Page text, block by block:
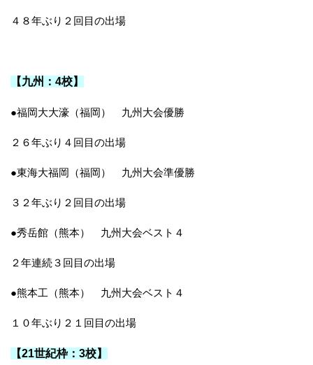
４８年ぶり２回目の出場
【九州：4校】
●福岡大大濠（福岡） 九州大会優勝
２６年ぶり４回目の出場
●東海大福岡（福岡） 九州大会準優勝
３２年ぶり２回目の出場
●秀岳館（熊本） 九州大会ベスト４
２年連続３回目の出場
●熊本工（熊本） 九州大会ベスト４
１０年ぶり２１回目の出場
【21世紀枠：3校】